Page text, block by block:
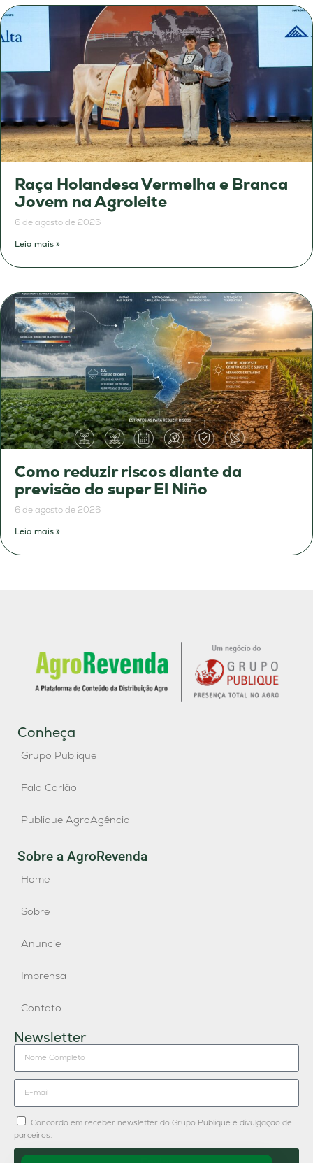
Raça Holandesa Vermelha e Branca
Jovem na Agroleite
6 de agosto de 2026
Leia mais »
Como reduzir riscos diante da
previsão do super El Niño
6 de agosto de 2026
Leia mais »
Conheça
Grupo Publique
Fala Carlão
Publique AgroAgência
Sobre a AgroRevenda
Home
Sobre
Anuncie
Imprensa
Contato
Newsletter
Concordo em receber newsletter do Grupo Publique e divulgação de
parceiros.